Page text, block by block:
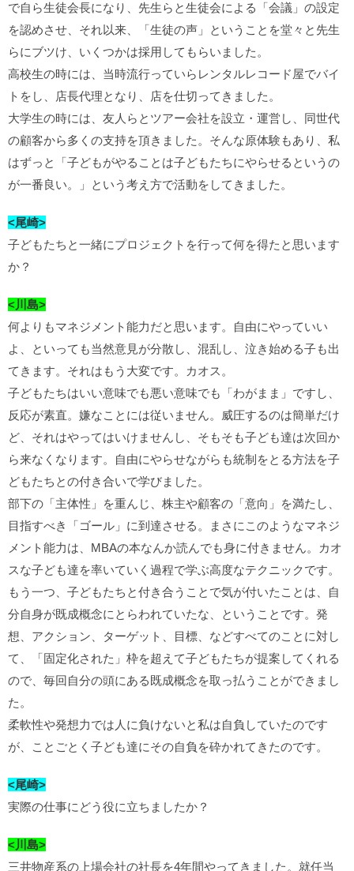
で自ら生徒会長になり、先生らと生徒会による「会議」の設定
を認めさせ、それ以来、「生徒の声」ということを堂々と先生
らにブツけ、いくつかは採用してもらいました。
高校生の時には、当時流行っていらレンタルレコード屋でバイ
トをし、店長代理となり、店を仕切ってきました。
大学生の時には、友人らとツアー会社を設立・運営し、同世代
の顧客から多くの支持を頂きました。そんな原体験もあり、私
はずっと「子どもがやることは子どもたちにやらせるというの
が一番良い。」という考え方で活動をしてきました。
<尾崎>
子どもたちと一緒にプロジェクトを行って何を得たと思います
か？
<川島>
何よりもマネジメント能力だと思います。自由にやっていい
よ、といっても当然意見が分散し、混乱し、泣き始める子も出
てきます。それはもう大変です。カオス。
子どもたちはいい意味でも悪い意味でも「わがまま」ですし、
反応が素直。嫌なことには従いません。威圧するのは簡単だけ
ど、それはやってはいけませんし、そもそも子ども達は次回か
ら来なくなります。自由にやらせながらも統制をとる方法を子
どもたちとの付き合いで学びました。
部下の「主体性」を重んじ、株主や顧客の「意向」を満たし、
目指すべき「ゴール」に到達させる。まさにこのようなマネジ
メント能力は、MBAの本なんか読んでも身に付きません。カオ
スな子ども達を率いていく過程で学ぶ高度なテクニックです。
もう一つ、子どもたちと付き合うことで気が付いたことは、自
分自身が既成概念にとらわれていたな、ということです。発
想、アクション、ターゲット、目標、などすべてのことに対し
て、「固定化された」枠を超えて子どもたちが提案してくれる
ので、毎回自分の頭にある既成概念を取っ払うことができまし
た。
柔軟性や発想力では人に負けないと私は自負していたのです
が、ことごとく子ども達にその自負を砕かれてきたのです。
<尾崎>
実際の仕事にどう役に立ちましたか？
<川島>
三井物産系の上場会社の社長を4年間やってきました。就任当